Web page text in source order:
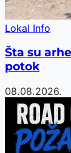
Lokal Info
Šta su
potok
08.08.2026.